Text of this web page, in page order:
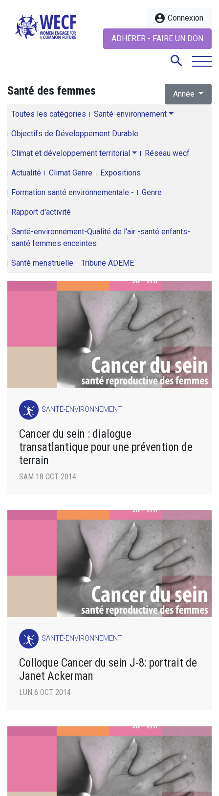
account_circle Connexion
ADHÉRER - FAIRE UN DON
search
Santé des femmes Année
Toutes les catégories Santé-environnement
Objectifs de Développement Durable
Climat et développement territorial Réseau wecf
Actualité Climat Genre Expositions
Formation santé environnementale - Genre
Rapport d'activité
Santé-environnement-Qualité de l'air -santé enfants-
santé femmes enceintes
Santé menstruelle Tribune ADEME
SANTÉ-ENVIRONNEMENT
Cancer du sein : dialogue
transatlantique pour une prévention de
terrain
SAM 18 OCT 2014
SANTÉ-ENVIRONNEMENT
Colloque Cancer du sein J-8: portrait de
Janet Ackerman
LUN 6 OCT 2014